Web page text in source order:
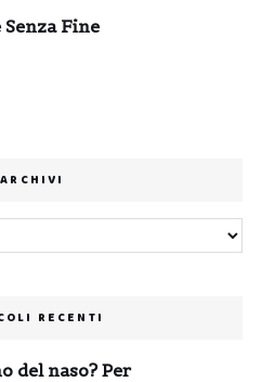
Senza Fine
ARCHIVI
RECENTI
del naso? Per